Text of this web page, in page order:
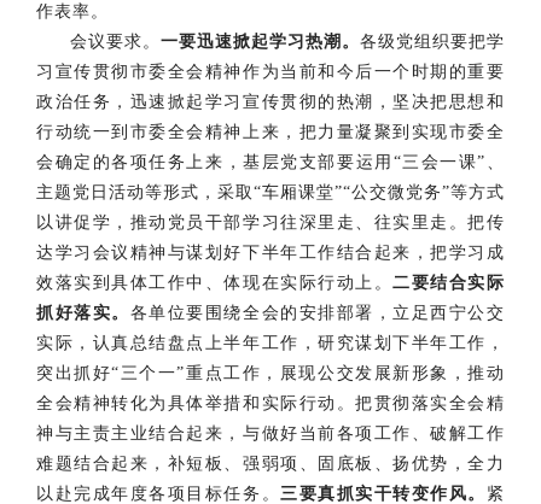
作表率。
会议要求。 一要迅速掀起学习热潮 。 各级党组织要把学
习宣传贯彻市委全会精神作为当前和今后一个时期的重要
政治任务，迅速掀起学习宣传贯彻的热潮，坚决把思想和
行动统一到市委全会精神上来，把力量凝聚到实现市委全
会确定的各项任务上来，基层党支部要运用“三会一课”、
主题党日活动等形式，采取“车厢课堂”“公交微党务”等方式
以讲促学，推动党员干部学习往深里走、往实里走。把传
达学习会议精神与谋划好下半年工作结合起来，把学习成
效落实到具体工作中、体现在实际行动上。二要结合实际
抓好落实。 各单位要围绕全会的安排部署，立足西宁公交
实际，认真总结盘点上半年工作，研究谋划下半年工作，
突出抓好“三个一”重点工作，展现公交发展新形象，推动
全会精神转化为具体举措和实际行动。把贯彻落实全会精
神与主责主业结合起来，与做好当前各项工作、破解工作
难题结合起来，补短板、强弱项、固底板、扬优势，全力
以赴完成年度各项目标任务。 三要真抓实干转变作风。 紧